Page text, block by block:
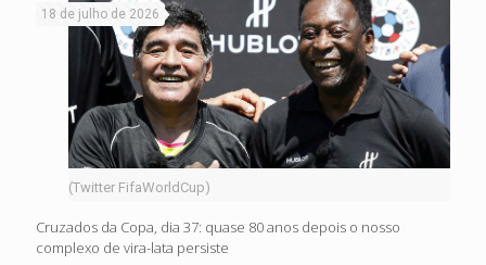
(Twitter FifaWorldCup)
18 de julho de 2026
Cruzados da Copa, dia 37: quase 80 anos depois o nosso
complexo de vira-lata persiste